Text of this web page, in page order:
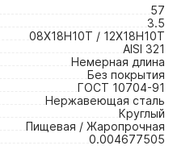
57
3.5
08Х18Н10Т / 12Х18Н10Т
AISI 321
Немерная длина
Без покрытия
ГОСТ 10704-91
Нержавеющая сталь
Круглый
Пищевая / Жаропрочная
0.004677505